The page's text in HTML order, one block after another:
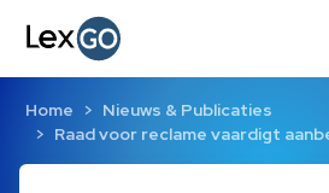
Home
Nieuws & Publicaties
Raad voor reclame vaardigt